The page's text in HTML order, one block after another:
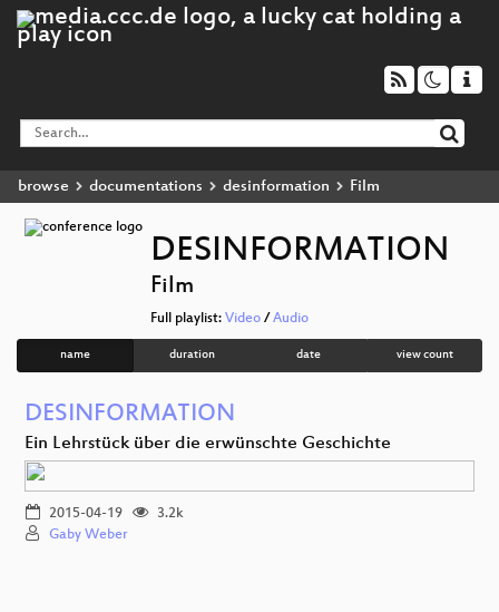
browse documentations desinformation Film
DESINFORMATION
Film
Full playlist: Video / Audio
name duration date view count
DESINFORMATION
Ein Lehrstück über die erwünschte Geschichte
2015-04-19
3.2k
Gaby Weber